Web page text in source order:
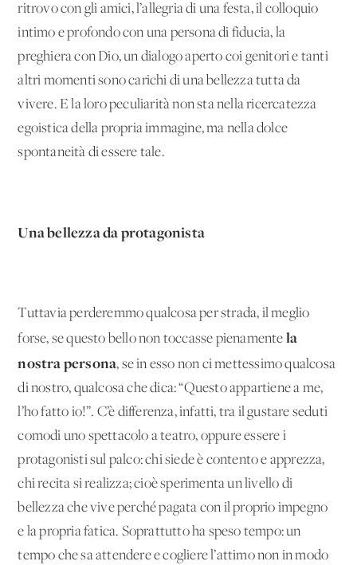
ritrovo con gli amici, l’allegria di una festa, il colloquio
intimo e profondo con una persona di fiducia, la
preghiera con Dio, un dialogo aperto coi genitori e tanti
altri momenti sono carichi di una bellezza tutta da
vivere. E la loro peculiarità non sta nella ricercatezza
egoistica della propria immagine, ma nella dolce
spontaneità di essere tale.
Una bellezza da protagonista
Tuttavia perderemmo qualcosa per strada, il meglio
forse, se questo bello non toccasse pienamente la
nostra persona, se in esso non ci mettessimo qualcosa
di nostro, qualcosa che dica: “Questo appartiene a me,
l’ho fatto io!”. C’è differenza, infatti, tra il gustare seduti
comodi uno spettacolo a teatro, oppure essere i
protagonisti sul palco: chi siede è contento e apprezza,
chi recita si realizza; cioè sperimenta un livello di
bellezza che vive perché pagata con il proprio impegno
e la propria fatica. Soprattutto ha speso tempo: un
tempo che sa attendere e cogliere l’attimo non in modo